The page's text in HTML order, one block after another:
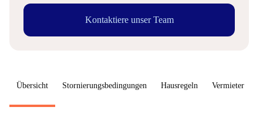
Kontaktiere unser Team
Übersicht Stornierungsbedingungen Hausregeln Vermieter